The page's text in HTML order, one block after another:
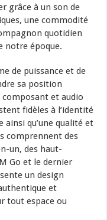
grâce à un son de
une commodité
quotidien
notre époque.
de puissance et de
sa position
et audio
fidèles à l’identité
qu’une qualité et
comprennent des
un, des haut-
Go et le dernier
un design
et
tout espace ou